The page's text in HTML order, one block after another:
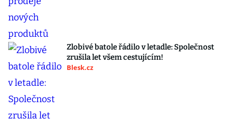
Zlobivé batole řádilo v letadle: Společnost
zrušila let všem cestujícím!
Blesk.cz